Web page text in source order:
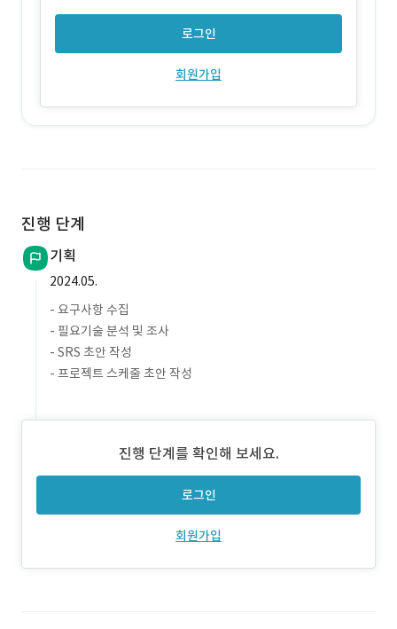
로그인
회원가입
진행 단계
기획
2024.05.
- 요구사항 수집
- 필요기술 분석 및 조사
- SRS 초안 작성
- 프로젝트 스케줄 초안 작성
진행 단계를 확인해 보세요.
로그인
회원가입